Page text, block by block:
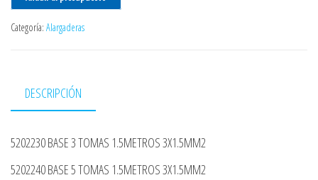
Categoría: Alargaderas
DESCRIPCIÓN
5202230 BASE 3 TOMAS 1.5METROS 3X1.5MM2
5202240 BASE 5 TOMAS 1.5METROS 3X1.5MM2